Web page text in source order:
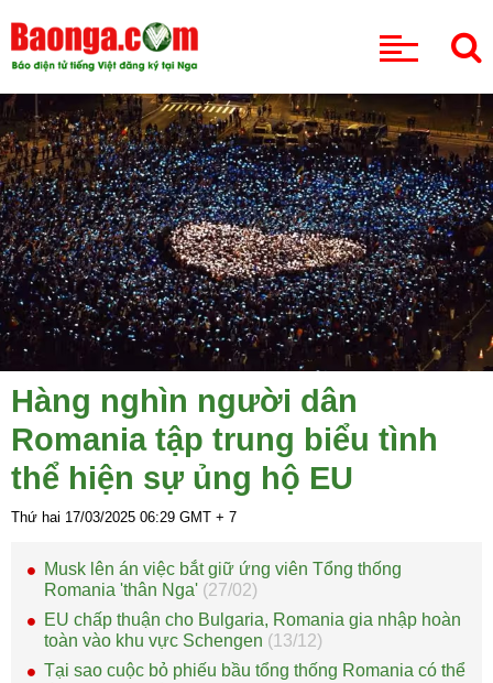
Hàng nghìn người dân
Romania tập trung biểu tình
thể hiện sự ủng hộ EU
Thứ hai 17/03/2025 06:29 GMT + 7
Musk lên án việc bắt giữ ứng viên Tổng thống
Romania 'thân Nga' (27/02)
EU chấp thuận cho Bulgaria, Romania gia nhập hoàn
toàn vào khu vực Schengen (13/12)
Tại sao cuộc bỏ phiếu bầu tổng thống Romania có thể